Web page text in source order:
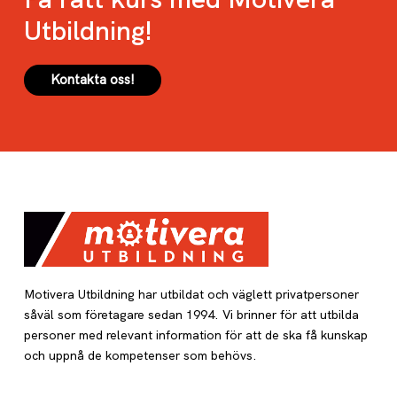
Utbildning!
Kontakta oss!
Motivera Utbildning har utbildat och väglett privatpersoner
såväl som företagare sedan 1994. Vi brinner för att utbilda
personer med relevant information för att de ska få kunskap
och uppnå de kompetenser som behövs.